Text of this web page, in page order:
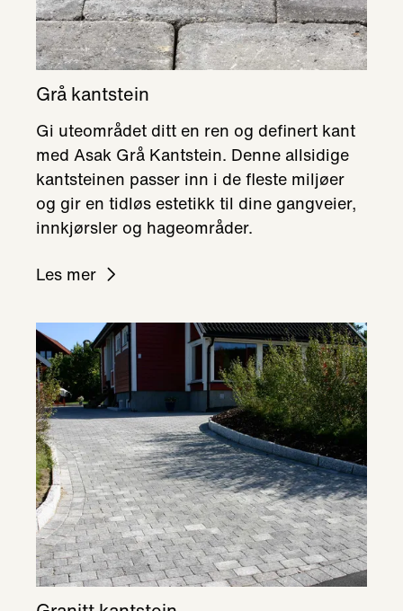
Grå kantstein
Gi uteområdet ditt en ren og definert kant
med Asak Grå Kantstein. Denne allsidige
kantsteinen passer inn i de fleste miljøer
og gir en tidløs estetikk til dine gangveier,
innkjørsler og hageområder.
Les mer